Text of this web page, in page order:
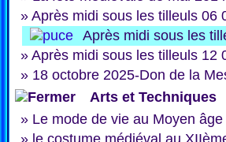
» Après midi sous les tilleuls 06
Après midi sous les
» Après midi sous les tilleuls 12
» 18 octobre 2025-Don de la
Arts et Techniques
» Le mode de vie au Moyen âge
» le costume médiéval au